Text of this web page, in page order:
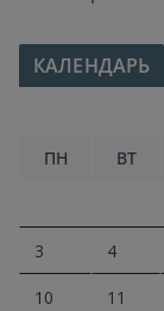
КАЛЕНДАРЬ
ПН
ВТ
3 4
10 11